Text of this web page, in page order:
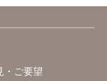
・ご要望